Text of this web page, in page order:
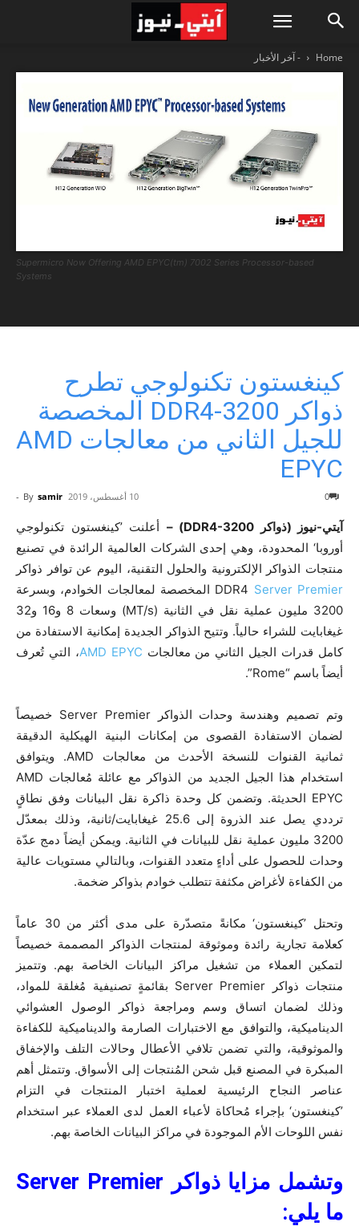
Home - آخر الأخبار
Supermicro Now Offering AMD EPYC(tm) 7002 Series Processor-based
Systems
كينغستون تكنولوجي تطرح
ذواكر DDR4-3200 المخصصة
للجيل الثاني من معالجات AMD
EPYC
By samir
- 10 أغسطس، 2019 0
آيتي-نيوز (ذواكر DDR4-3200) –
أعلنت ’كينغستون تكنولوجي
أوروبا‘ المحدودة، وهي إحدى الشركات العالمية الرائدة في تصنيع
منتجات الذواكر الإلكترونية والحلول التقنية، اليوم عن توافر ذواكر
DDR4 Server Premier
المخصصة لمعالجات الخوادم، وبسرعة
3200 مليون عملية نقل في الثانية (MT/s) وسعات 8 و16 و32
غيغابايت للشراء حالياً. وتتيح الذواكر الجديدة إمكانية الاستفادة من
كامل قدرات الجيل الثاني من معالجات AMD EPYC، التي تُعرف
أيضاً باسم “Rome”.
وتم تصميم وهندسة وحدات الذواكر Server Premier خصيصاً
لضمان الاستفادة القصوى من إمكانات البنية الهيكلية الدقيقة
ثمانية القنوات للنسخة الأحدث من معالجات AMD. ويتوافق
استخدام هذا الجيل الجديد من الذواكر مع عائلة مُعالجات AMD
EPYC الحديثة. وتضمن كل وحدة ذاكرة نقل البيانات وفق نطاقٍ
ترددي يصل عند الذروة إلى 25.6 غيغابايت/ثانية، وذلك بمعدّل
3200 مليون عملية نقل للبيانات في الثانية. ويمكن أيضاً دمج عدّة
وحدات للحصول على أداءٍ متعدد القنوات، وبالتالي مستويات عالية
من الكفاءة لأغراض مكثفة تتطلب خوادم بذواكر ضخمة.
وتحتل ’كينغستون‘ مكانةً متصدّرة على مدى أكثر من 30 عاماً
كعلامة تجارية رائدة وموثوقة لمنتجات الذواكر المصممة خصيصاً
لتمكين العملاء من تشغيل مراكز البيانات الخاصة بهم. وتتميز
منتجات ذواكر Server Premier بقائمةٍ تصنيفية مُغلقة للمواد،
وذلك لضمان اتساق وسم ومراجعة ذواكر الوصول العشوائي
الديناميكية، والتوافق مع الاختبارات الصارمة والديناميكية للكفاءة
والموثوقية، والتي تضمن تلافي الأعطال وحالات التلف والإخفاق
المبكرة في المصنع قبل شحن المُنتجات إلى الأسواق. وتتمثل أهم
عناصر النجاح الرئيسية لعملية اختبار المنتجات في التزام
’كينغستون‘ بإجراء مُحاكاة لأعباء العمل لدى العملاء عبر استخدام
نفس اللوحات الأم الموجودة في مراكز البيانات الخاصة بهم.
وتشمل مزايا ذواكر Server Premier
ما يلي: